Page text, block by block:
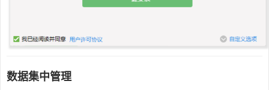
数据集中管理